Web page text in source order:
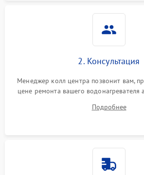
2. Консультация
Менеджер колл центра позвонит вам,
цене ремонта вашего водонагревателя
Подробнее